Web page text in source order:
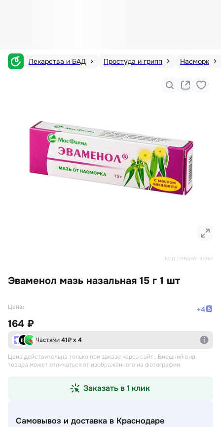
Лекарства и БАД Простуда и грипп Насморк
КОД ТОВАРА: 37267
Эваменол мазь назальная 15 г 1 шт
Цена: +4
164 ₽
Частями41₽ х 4
Цена действительна только при заказе через сайт.. Внешний вид
товара может отличаться от изображённого на фотографии.
Заказать в 1 клик
Самовывоз и доставка в Краснодаре